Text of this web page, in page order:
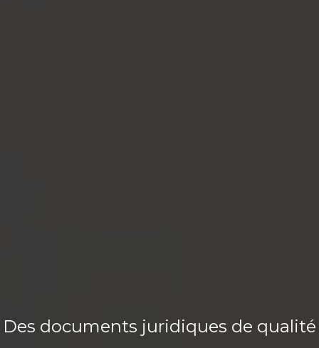
Des documents juridiques de qualité